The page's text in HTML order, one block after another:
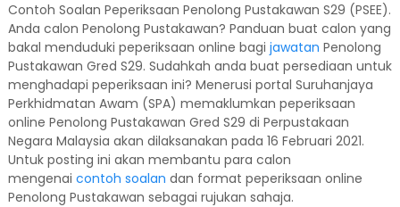
Contoh Soalan Peperiksaan Penolong Pustakawan S29 (PSEE).
Anda calon Penolong Pustakawan? Panduan buat calon yang
bakal menduduki peperiksaan online bagi jawatan Penolong
Pustakawan Gred S29. Sudahkah anda buat persediaan untuk
menghadapi peperiksaan ini? Menerusi portal Suruhanjaya
Perkhidmatan Awam (SPA) memaklumkan peperiksaan
online Penolong Pustakawan Gred S29 di Perpustakaan
Negara Malaysia akan dilaksanakan pada 16 Februari 2021.
Untuk posting ini akan membantu para calon
mengenai contoh soalan dan format peperiksaan online
Penolong Pustakawan sebagai rujukan sahaja.